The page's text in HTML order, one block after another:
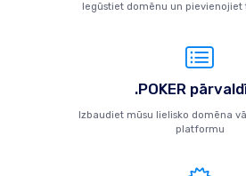
Iegūstiet domēnu un pievienojiet
.POKER
Izbaudiet mūsu lielisko domēna
platformu